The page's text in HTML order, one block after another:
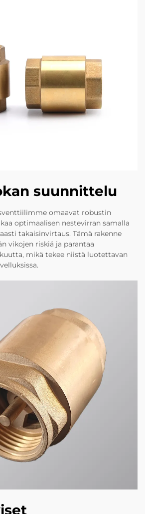
suunnittelu
omaavat robustin
optimaalisen nestevirran samalla
takaisinvirtaus. Tämä rakenne
vikojen riskiä ja parantaa
mikä tekee niistä luotettavan